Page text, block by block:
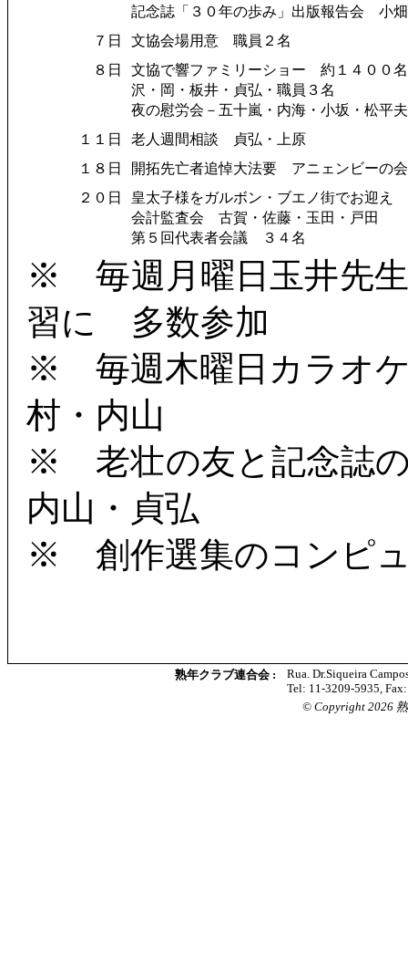
記念誌「３０年の歩み」出版報告会 小
７日
文協会場用意 職員２名
８日
文協で響ファミリーショー 約１４００
沢・岡・板井・貞弘・職員３名
夜の慰労会－五十嵐・内海・小坂・松平
１１日
老人週間相談 貞弘・上原
１８日
開拓先亡者追悼大法要 アニェンビーの
２０日
皇太子様をガルボン・ブエノ街でお迎え
会計監査会 古賀・佐藤・玉田・戸田
第５回代表者会議 ３４名
※ 毎週月曜日玉井先生
習に 多数参加
※ 毎週木曜日カラオ
村・内山
※ 老壮の友と記念誌
内山・貞弘
※ 創作選集のコンピ
熟年クラブ連合会 :
Rua. Dr.Siqueira
Tel: 11-3209-5935,
© Copyright 2026